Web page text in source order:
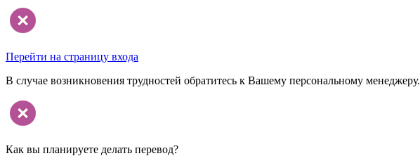
Перейти на страницу входа
В случае возникновения трудностей обратитесь к Вашему персональному менеджеру.
Как вы планируете делать перевод?